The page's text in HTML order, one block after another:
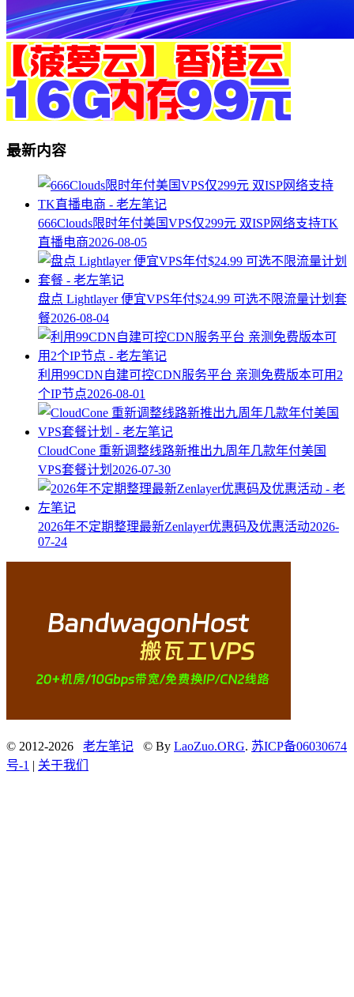
最新内容
666Clouds限时年付美国VPS仅299元 双ISP网络支持TK
直播电商2026-08-05
盘点 Lightlayer 便宜VPS年付$24.99 可选不限流量计划套
餐2026-08-04
利用99CDN自建可控CDN服务平台 亲测免费版本可用2
个IP节点2026-08-01
CloudCone 重新调整线路新推出九周年几款年付美国
VPS套餐计划 2026-07-30
2026年不定期整理最新Zenlayer优惠码及优惠活动2026-
07-24
© 2012-2026 老左笔记 © By LaoZuo.ORG. 苏ICP备06030674
号-1 | 关于我们